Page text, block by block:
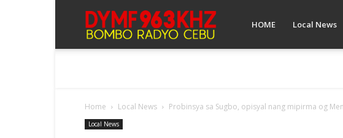
HOME Local News
Home Local News Probinsya sa Sugbo, opisyal nang mipirma og
Local News